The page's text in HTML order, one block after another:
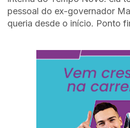
pessoal do ex-governador
queria desde o início. Ponto